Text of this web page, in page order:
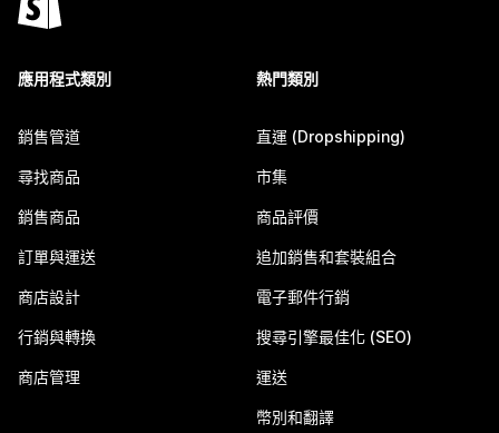
應用程式類別
銷售管道
尋找商品
銷售商品
訂單與運送
商店設計
行銷與轉換
商店管理
熱門類別
直運 (Dropshipping)
市集
商品評價
追加銷售和套裝組合
電子郵件行銷
搜尋引擎最佳化 (SEO)
運送
幣別和翻譯